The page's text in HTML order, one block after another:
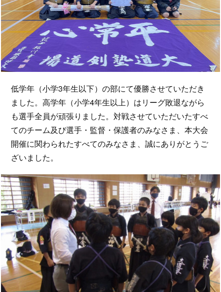
低学年（小学3年生以下）の部にて優勝させていただき
ました。高学年（小学4年生以上）はリーグ敗退ながら
も選手全員が頑張りました。対戦させていただいたすべ
てのチーム及び選手・監督・保護者のみなさま、本大会
開催に関わられたすべてのみなさま、誠にありがとうご
ざいました。